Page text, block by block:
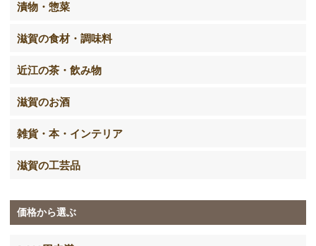
漬物・惣菜
滋賀の食材・調味料
近江の茶・飲み物
滋賀のお酒
雑貨・本・インテリア
滋賀の工芸品
価格から選ぶ